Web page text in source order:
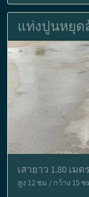
แท่งปูนหยุด
เสายาว 1.80 เม
สูง 12 ซม / กว้าง 15